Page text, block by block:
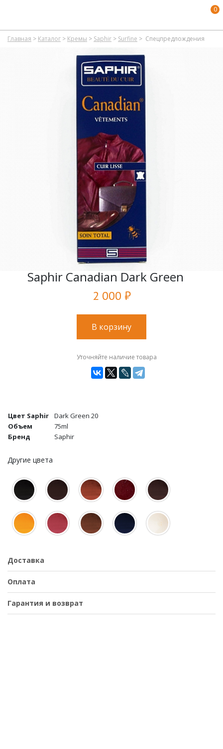
0
Главная > Каталог > Кремы > Saphir > Surfine > Спецпредлождения
Saphir Canadian Dark Green
2 000 ₽
В корзину
Уточняйте наличие товара
Цвет Saphir
Dark Green 20
Объем
75ml
Бренд
Saphir
Другие цвета
Доставка
Оплата
Гарантия и возврат